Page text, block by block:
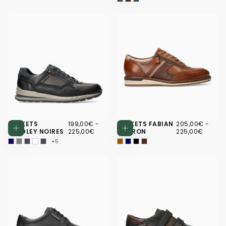
Choisissez des options
BASKETS
BRADLEY NOIRES
199,00€
PRIX
MINIMUM
199,00€ -
MAXIMUM
225,00€
+5
Choisissez
BASKETS FABIAN
MARRON
205,00€
PRIX
MINIMUM
205,00€ -
225,00€